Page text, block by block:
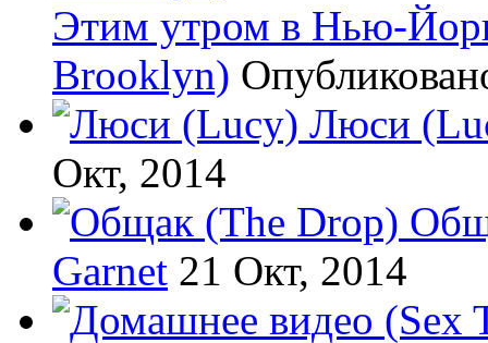
Этим утром в Нью-
Brooklyn)
Люси
Окт, 2014
Garnet 21 Окт, 2014